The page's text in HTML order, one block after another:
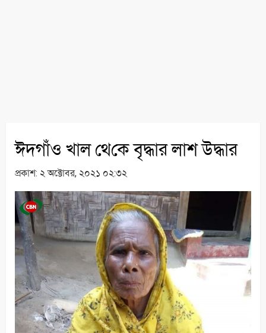
ঈদগাঁও খাল থে‌কে বৃদ্ধার লাশ উদ্ধার
প্রকাশ: ২ অক্টোবর, ২০২১ ০২:৩২